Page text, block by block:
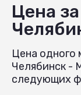
Цена
Цена одного
Челябинск -
следующих